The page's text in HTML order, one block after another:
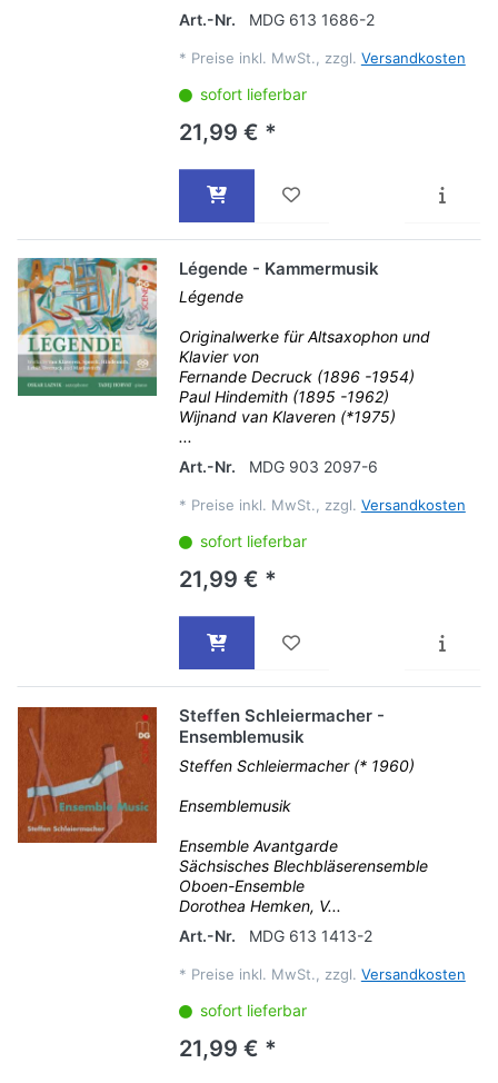
Art.-Nr.
MDG 613 1686-2
* Preise inkl. MwSt., zzgl. Versandkosten
sofort lieferbar
21,99 € *
Légende - Kammermusik
Légende
Originalwerke für Altsaxophon und
Klavier von
Fernande Decruck (1896 -1954)
Paul Hindemith (1895 -1962)
Wijnand van Klaveren (*1975)
...
Art.-Nr.
MDG 903 2097-6
* Preise inkl. MwSt., zzgl. Versandkosten
sofort lieferbar
21,99 € *
Steffen Schleiermacher -
Ensemblemusik
Steffen Schleiermacher (* 1960)
Ensemblemusik
Ensemble Avantgarde
Sächsisches Blechbläserensemble
Oboen-Ensemble
Dorothea Hemken, V...
Art.-Nr.
MDG 613 1413-2
* Preise inkl. MwSt., zzgl. Versandkosten
sofort lieferbar
21,99 € *